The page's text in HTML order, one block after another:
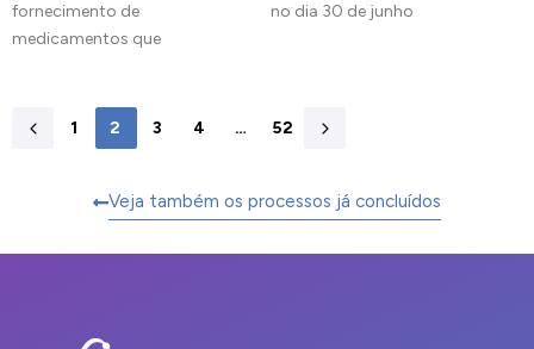
fornecimento de
medicamentos que
no dia 30 de junho
1 2 3 4 … 52
Veja também os processos já concluídos